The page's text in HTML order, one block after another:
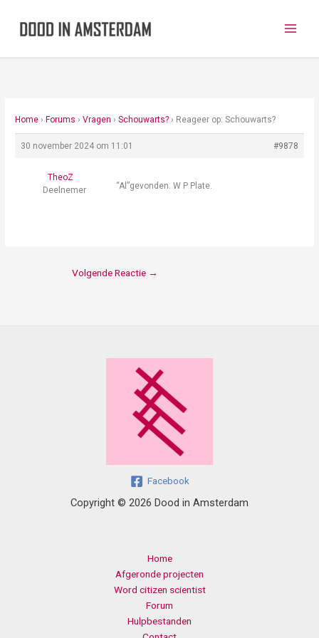
Home › Forums › Vragen › Schouwarts? › Reageer op: Schouwarts?
30 november 2024 om 11:01 #9878
TheoZ
Deelnemer
“Al”gevonden. W P Plate.
Volgende Reactie →
Facebook
Copyright © 2026 Dood in Amsterdam
Home
Afgeronde projecten
Word citizen scientist
Forum
Hulpbestanden